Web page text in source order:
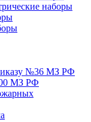
наборы
№36 МЗ РФ
МЗ РФ